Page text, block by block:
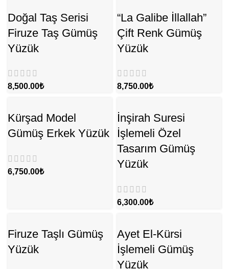
Doğal Taş Serisi
Firuze Taş Gümüş
Yüzük
₺
“La Galibe İllallah”
Çift Renk Gümüş
Yüzük
₺
Kürşad Model
Gümüş Erkek Yüzük
₺
İnşirah Suresi
İşlemeli Özel
Tasarım Gümüş
Yüzük
₺
Firuze Taşlı Gümüş
Yüzük
Ayet El-Kürsi
İşlemeli Gümüş
Yüzük